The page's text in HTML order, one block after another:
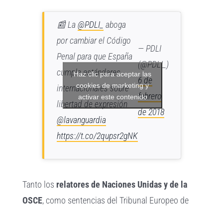
📰 La@PDLI_ aboga
por cambiar el Código
Penal para que España
cumpla estándares
internacionales sobre
libertad de expresión
@lavanguardia
https://t.co/2qupsr2gNK
— PDLI
(@PDLI_)
6 de
febrero
de 2018
Haz clic para aceptar las
cookies de marketing y
activar este contenido
Tanto los relatores de Naciones Unidas y de la
OSCE, como sentencias del Tribunal Europeo de